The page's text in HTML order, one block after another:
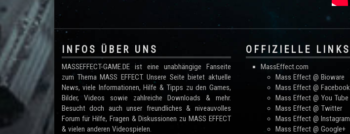
.
INFOS ÜBER UNS
MASSEFFECT-GAME.DE ist eine unabhängige Fanseite
zum Thema MASS EFFECT. Unsere Seite bietet aktuelle
News, viele Informationen, Hilfe & Tipps zu den Games,
Bilder, Videos sowie zahlreiche Downloads & mehr.
Besucht doch auch unser freundliches & niveauvolles
Forum für Hilfe, Fragen & Diskussionen zu MASS EFFECT
& vielen anderen Videospielen.
OFFIZIELLE LINKS
MassEffect.com
Mass Effect @ Bioware
Mass Effect @ Facebook
Mass Effect @ You Tube
Mass Effect @ Twitter
Mass Effect @ Instagram
Mass Effect @ Google+